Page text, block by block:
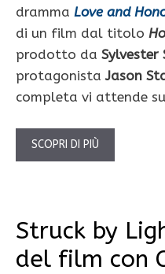
dramma Love and
di un film dal titolo
prodotto da Sylvester
protagonistaJason
completa vi attende
SCOPRI DI PIÙ
Struck by
del film con